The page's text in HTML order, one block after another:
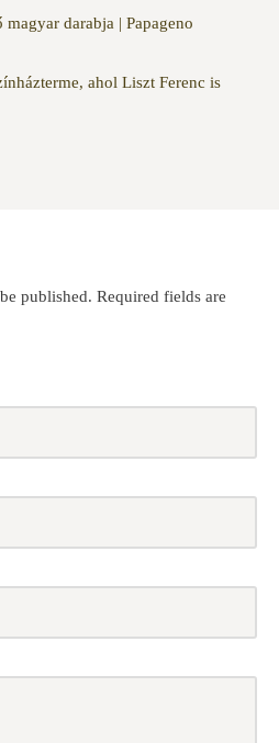
darabja | Papageno
ahol Liszt Ferenc is
published. Required fields are